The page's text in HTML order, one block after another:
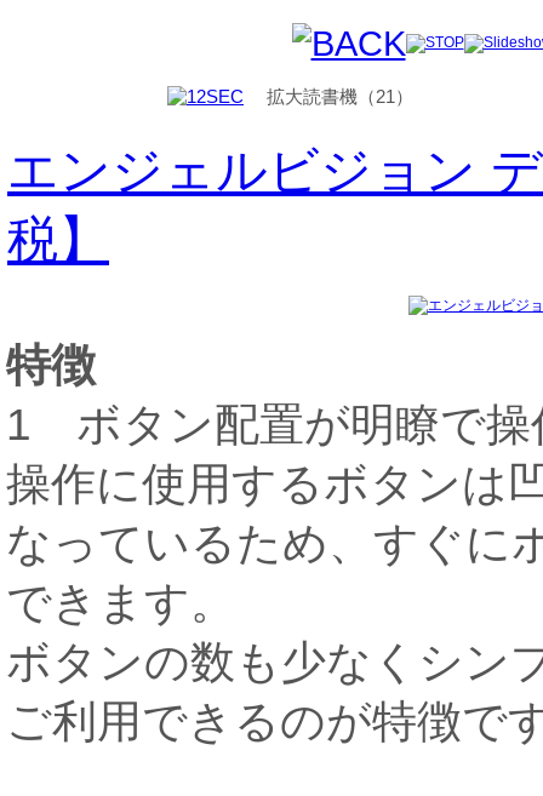
拡大読書機（21）
エンジェルビジョン
税】
特徴
1 ボタン配置が明瞭で操
操作に使用するボタンは
なっているため、すぐに
できます。
ボタンの数も少なくシン
ご利用できるのが特徴で